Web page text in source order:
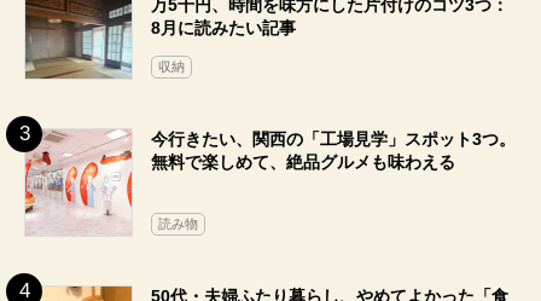
万5千円、時間を味方にした片付けのコツ3つ：
8月に読みたい記事
収納
今行きたい、関西の「工場見学」スポット3つ。
無料で楽しめて、絶品グルメも味わえる
読み物
50代・夫婦ふたり暮らし、やめてよかった「食